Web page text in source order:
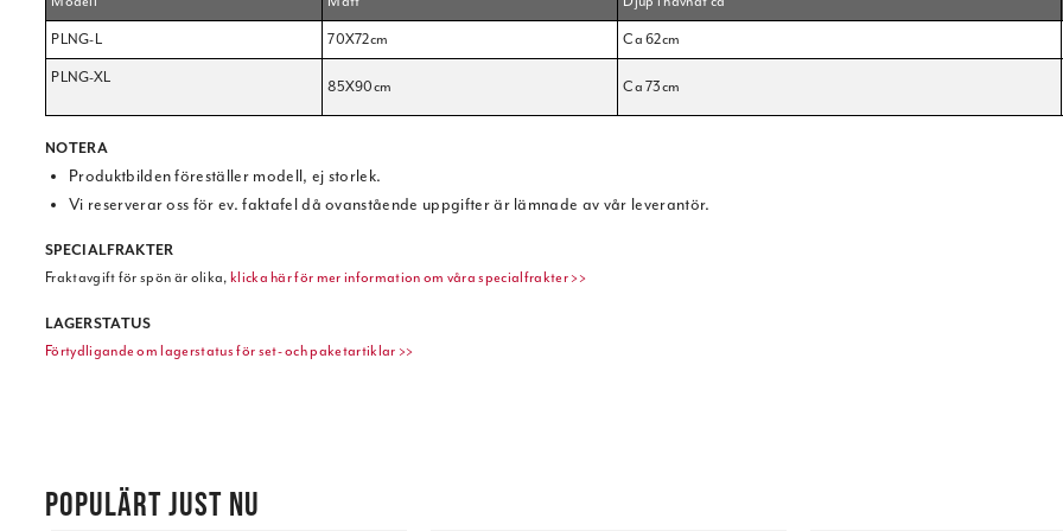
PLNG-L
70X72cm Ca 62cm
PLNG-XL
85X90cm Ca 73cm
NOTERA
Produktbilden föreställer modell, ej storlek.
Vi reserverar oss för ev. faktafel då ovanstående uppgifter är lämnade av vår leverantör.
SPECIALFRAKTER
Fraktavgift för spön är olika,klicka här för mer information om våra specialfrakter >>
LAGERSTATUS
Förtydligande om lagerstatus för set- och paketartiklar >>
POPULÄRT JUST NU